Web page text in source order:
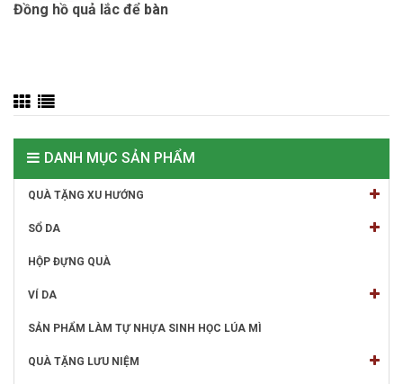
Đồng hồ quả lắc để bàn
DANH MỤC SẢN PHẨM
QUÀ TẶNG XU HƯỚNG
SỔ DA
HỘP ĐỰNG QUÀ
VÍ DA
SẢN PHẨM LÀM TỰ NHỰA SINH HỌC LÚA MÌ
QUÀ TẶNG LƯU NIỆM